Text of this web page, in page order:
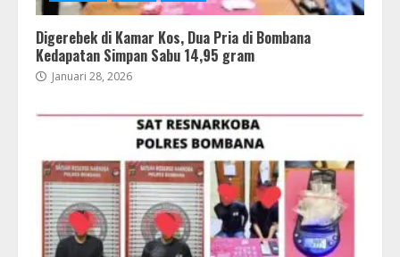
Digerebek di Kamar Kos, Dua Pria di Bombana
Kedapatan Simpan Sabu 14,95 gram
Januari 28, 2026